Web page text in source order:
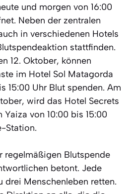
und morgen von 16:00
Neben der zentralen
in verschiedenen Hotels
stattfinden.
12. Oktober, können
im Hotel Sol Matagorda
15:00 Uhr Blut spenden. Am
wird das Hotel Secrets
Yaiza von 10:00 bis 15:00
Station.
regelmäßigen Blutspende
betont. Jede
drei Menschenleben retten.